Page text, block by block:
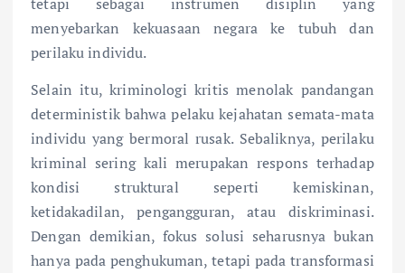
menyebarkan kekuasaan negara ke tubuh dan
perilaku individu.
Selain itu, kriminologi kritis menolak pandangan
deterministik bahwa pelaku kejahatan semata-mata
individu yang bermoral rusak. Sebaliknya, perilaku
kriminal sering kali merupakan respons terhadap
kondisi struktural seperti kemiskinan,
ketidakadilan, pengangguran, atau diskriminasi.
Dengan demikian, fokus solusi seharusnya bukan
hanya pada penghukuman, tetapi pada transformasi